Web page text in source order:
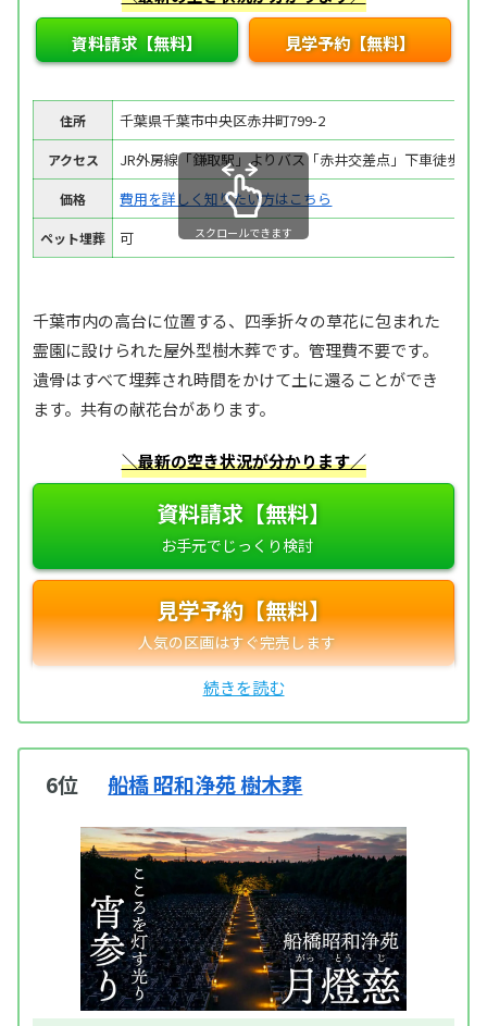
資料請求【無料】 見学予約【無料】
住所 千葉県千葉市中央区赤井町799-2
アクセス JR外房線「鎌取駅」よりバス「赤井交差点」下車徒歩8分
価格 費用を詳しく知りたい方はこちら
ペット埋葬 可 スクロールできます
千葉市内の高台に位置する、四季折々の草花に包まれた
霊園に設けられた屋外型樹木葬です。管理費不要です。
遺骨はすべて埋葬され時間をかけて土に還ることができ
ます。共有の献花台があります。
＼最新の空き状況が分かります／
資料請求【無料】
見学予約【無料】
6位 船橋 昭和浄苑 樹木葬